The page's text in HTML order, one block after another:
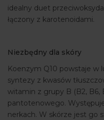
idealny duet
łączony z karotenoidami.
Niezbędny dla skóry
Koenzym Q10 powstaje w
syntezy z kwasów
witamin z grupy B (B2, B6,
pantotenowego.
nerkach. W skórze jest go